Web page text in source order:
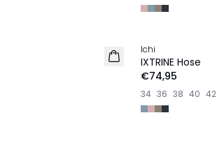
NEU
Ichi
IXTRINE Hose
€74,95
34 36 38 40 42